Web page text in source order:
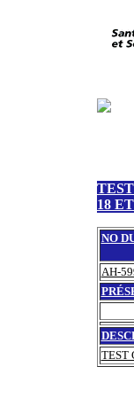
18
NO
AH-
TEST